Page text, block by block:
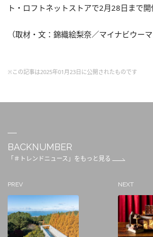
ト・ロフトネットストアで2月28日まで開
（取材・文：錦織絵梨奈／マイナビウーマ
※この記事は2025年01月23日に公開されたものです
BACKNUMBER
「＃トレンドニュース」をもっと見る
PREV NEXT